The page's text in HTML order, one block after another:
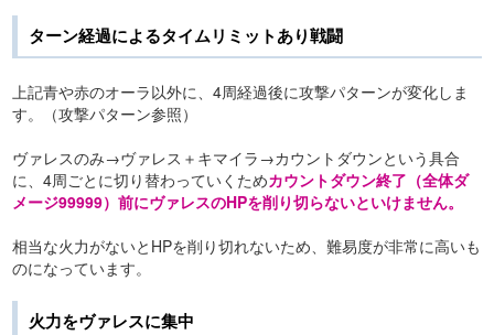
ターン経過によるタイムリミットあり戦闘
上記青や赤のオーラ以外に、4周経過後に攻撃パターンが変化しま
す。（攻撃パターン参照）
ヴァレスのみ→ヴァレス＋キマイラ→カウントダウンという具合
に、4周ごとに切り替わっていくためカウントダウン終了（全体ダ
メージ99999）前にヴァレスのHPを削り切らないといけません。
相当な火力がないとHPを削り切れないため、難易度が非常に高いも
のになっています。
火力をヴァレスに集中